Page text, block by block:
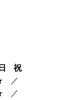
日
祝
／
／